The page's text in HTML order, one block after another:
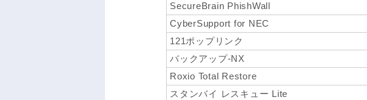
SecureBrain PhishWall
CyberSupport for NEC
121ポップリンク
バックアップ-NX
Roxio Total Restore
スタンバイ レスキュー Lite